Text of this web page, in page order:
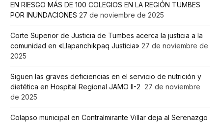
EN RIESGO MÁS DE 100 COLEGIOS EN LA REGIÓN TUMBES
POR INUNDACIONES 27 de noviembre de 2025
Corte Superior de Justicia de Tumbes acerca la justicia a la
comunidad en «Llapanchikpaq Justicia» 27 de noviembre de
2025
Siguen las graves deficiencias en el servicio de nutrición y
dietética en Hospital Regional JAMO II-2 27 de noviembre
de 2025
Colapso municipal en Contralmirante Villar deja al Serenazgo